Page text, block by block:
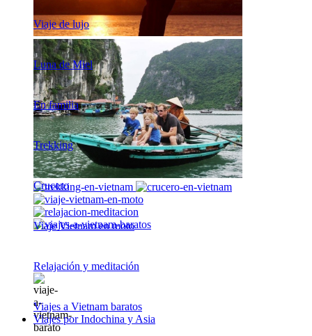
Viaje de lujo
Luna de Miel
En familia
Trekking
Crucero
Viaje Vietnam en moto
Relajación y meditación
Viajes a Vietnam baratos
Viajes por Indochina y Asia